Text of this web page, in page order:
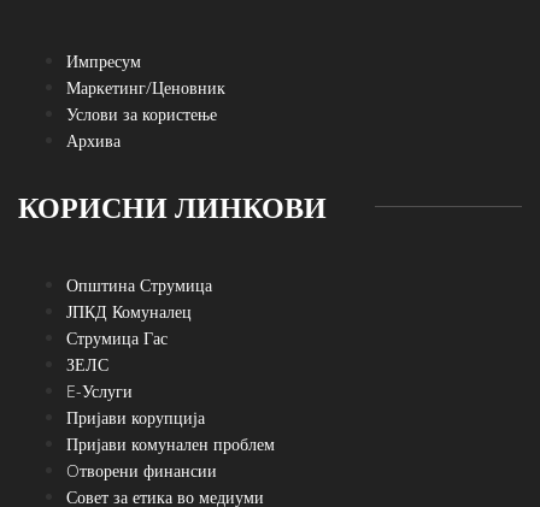
Импресум
Маркетинг/Ценовник
Услови за користење
Архива
КОРИСНИ ЛИНКОВИ
Општина Струмица
ЈПКД Комуналец
Струмица Гас
ЗЕЛС
E-Услуги
Пријави корупција
Пријави комунален проблем
Oтворени финансии
Совет за етика во медиуми